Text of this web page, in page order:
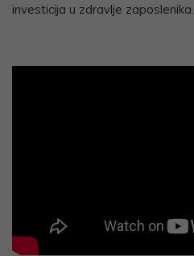
investicija u zdravlje zaposlenika.